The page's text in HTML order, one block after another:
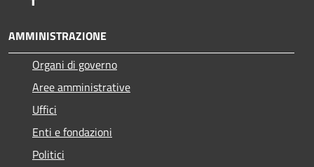
AMMINISTRAZIONE
Organi di governo
Aree amministrative
Uffici
Enti e fondazioni
Politici